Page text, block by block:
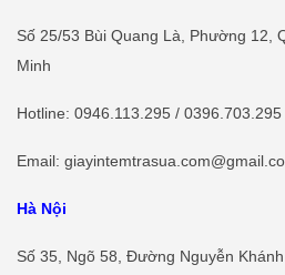
Số 25/53 Bùi Quang Là, Phường 12,
Minh
Hotline: 0946.113.295 / 0396.703.295
Email:
Hà Nội
Số 35, Ngõ 58, Đường Nguyễn